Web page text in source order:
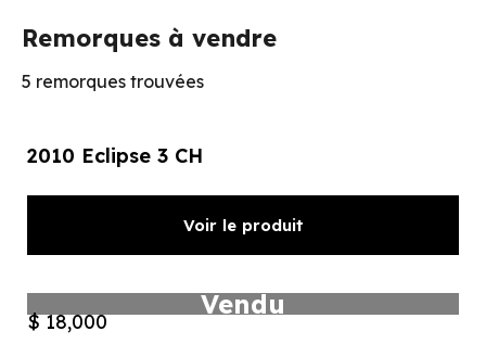
Remorques à vendre
5 remorques trouvées
2010 Eclipse 3 CH
Voir le produit
Vendu
$ 18,000